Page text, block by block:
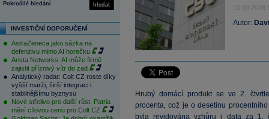
hledat
Pokročilé hledání
INVESTIČNÍ DOPORUČENÍ
AstraZeneca jako sázka na
defenzivu mimo AI horečku
Arista Networks: AI může firmě
zajistit příznivý vítr do zad
Analytický radar: Colt CZ roste díky
vyšší marži, širší integraci i
stabilnějšímu byznysu
Nové střelivo pro další růst. Patria
mění cílovou cenu pro Colt CZ
10.09.2008
Autor:
Hrubý domácí produkt se ve 2.
procenta, což je o desetinu
byla revidována vzhůru i data za 1.